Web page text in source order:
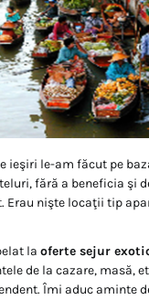
ieşiri le-am făcut pe
fără a beneficia şi
Erau nişte locaţii tip
la oferte sejur
de la cazare, masă,
Îmi aduc aminte